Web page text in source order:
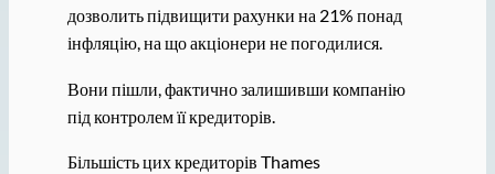
дозволить підвищити рахунки на 21% понад
інфляцію, на що акціонери не погодилися.
Вони пішли, фактично залишивши компанію
під контролем її кредиторів.
Більшість цих кредиторів Thames